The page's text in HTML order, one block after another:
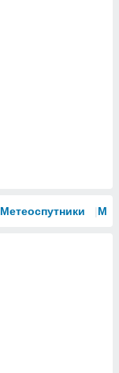
Метеоспутники